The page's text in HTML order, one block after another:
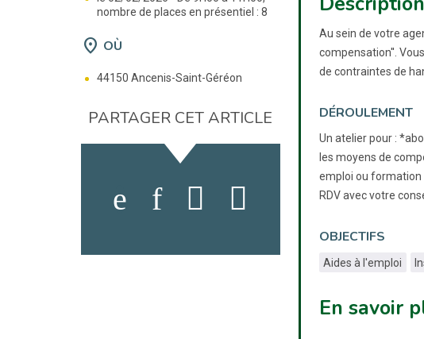
Au sein de votre
compensation''.
de contraintes de
DÉROULEMENT
Un atelier pour :
les moyens de
emploi ou formation
RDV avec votre
OBJECTIFS
Aides à l'emploi
En savoir
nombre de places en présentiel : 8
location_on OÙ
44150 Ancenis-Saint-Géréon
PARTAGER CET ARTICLE